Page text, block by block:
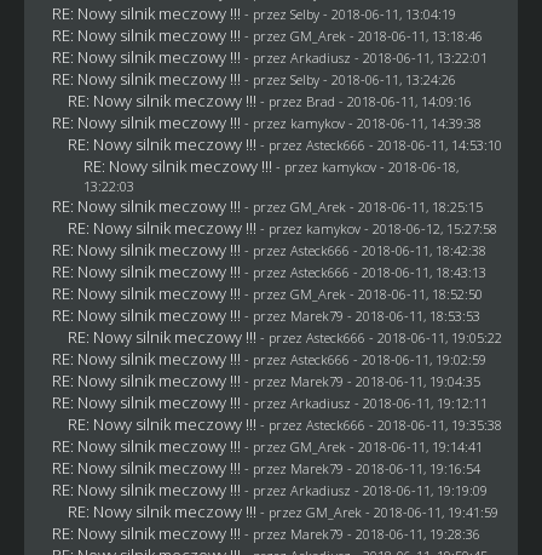
RE: Nowy silnik meczowy !!! - przez Selby- 2018-06-11, 13:04:19
RE: Nowy silnik meczowy !!! - przez GM_Arek - 2018-06-11, 13:18:46
RE: Nowy silnik meczowy !!! - przez Arkadiusz - 2018-06-11, 13:22:01
RE: Nowy silnik meczowy !!! - przez Selby- 2018-06-11, 13:24:26
RE: Nowy silnik meczowy !!! - przez Brad - 2018-06-11, 14:09:16
RE: Nowy silnik meczowy !!! - przez kamykov- 2018-06-11, 14:39:38
RE: Nowy silnik meczowy !!! - przez Asteck666 - 2018-06-11, 14:53:10
RE: Nowy silnik meczowy !!! - przez kamykov- 2018-06-18,
13:22:03
RE: Nowy silnik meczowy !!! - przez GM_Arek - 2018-06-11, 18:25:15
RE: Nowy silnik meczowy !!! - przez kamykov- 2018-06-12, 15:27:58
RE: Nowy silnik meczowy !!! - przez Asteck666 - 2018-06-11, 18:42:38
RE: Nowy silnik meczowy !!! - przez Asteck666 - 2018-06-11, 18:43:13
RE: Nowy silnik meczowy !!! - przez GM_Arek - 2018-06-11, 18:52:50
RE: Nowy silnik meczowy !!! - przez Marek79 - 2018-06-11, 18:53:53
RE: Nowy silnik meczowy !!! - przez Asteck666 - 2018-06-11, 19:05:22
RE: Nowy silnik meczowy !!! - przez Asteck666 - 2018-06-11, 19:02:59
RE: Nowy silnik meczowy !!! - przez Marek79 - 2018-06-11, 19:04:35
RE: Nowy silnik meczowy !!! - przez Arkadiusz - 2018-06-11, 19:12:11
RE: Nowy silnik meczowy !!! - przez Asteck666 - 2018-06-11, 19:35:38
RE: Nowy silnik meczowy !!! - przez GM_Arek - 2018-06-11, 19:14:41
RE: Nowy silnik meczowy !!! - przez Marek79 - 2018-06-11, 19:16:54
RE: Nowy silnik meczowy !!! - przez Arkadiusz - 2018-06-11, 19:19:09
RE: Nowy silnik meczowy !!! - przez GM_Arek - 2018-06-11, 19:41:59
RE: Nowy silnik meczowy !!! - przez Marek79 - 2018-06-11, 19:28:36